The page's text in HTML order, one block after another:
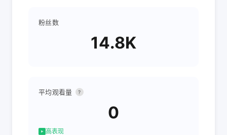
粉丝数
14.8K
平均观看量 ?
0
高表现